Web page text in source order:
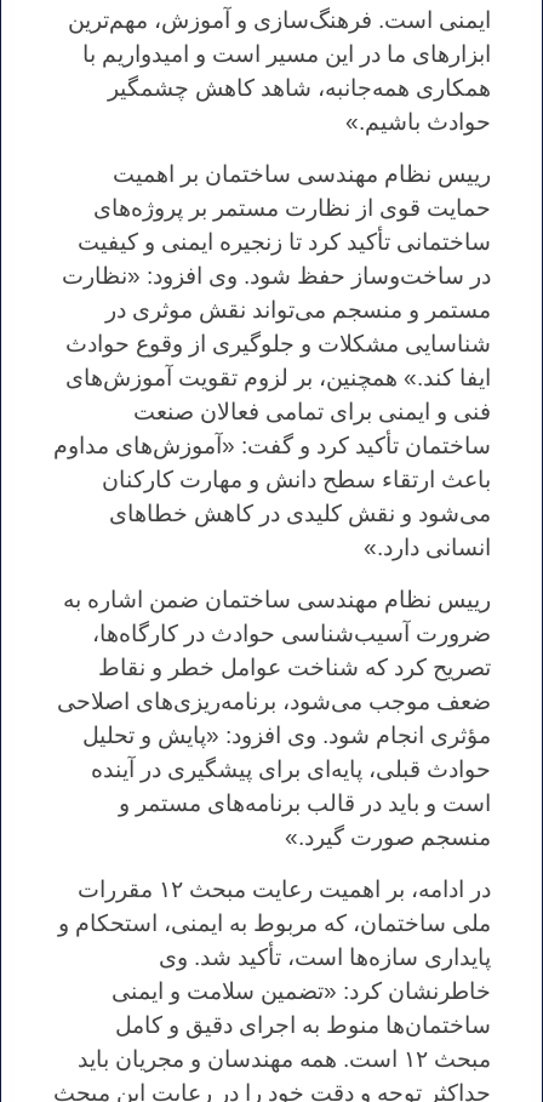
ایمنی است. فرهنگ‌سازی و آموزش، مهم‌ترین
ابزارهای ما در این مسیر است و امیدواریم با
همکاری همه‌جانبه، شاهد کاهش چشمگیر
حوادث باشیم.»
رییس نظام مهندسی ساختمان بر اهمیت
حمایت قوی از نظارت مستمر بر پروژه‌های
ساختمانی تأکید کرد تا زنجیره ایمنی و کیفیت
در ساخت‌وساز حفظ شود. وی افزود: «نظارت
مستمر و منسجم می‌تواند نقش موثری در
شناسایی مشکلات و جلوگیری از وقوع حوادث
ایفا کند.» همچنین، بر لزوم تقویت آموزش‌های
فنی و ایمنی برای تمامی فعالان صنعت
ساختمان تأکید کرد و گفت: «آموزش‌های مداوم
باعث ارتقاء سطح دانش و مهارت کارکنان
می‌شود و نقش کلیدی در کاهش خطاهای
انسانی دارد.»
رییس نظام مهندسی ساختمان ضمن اشاره به
ضرورت آسیب‌شناسی حوادث در کارگاه‌ها،
تصریح کرد که شناخت عوامل خطر و نقاط
ضعف موجب می‌شود، برنامه‌ریزی‌های اصلاحی
مؤثری انجام شود. وی افزود: «پایش و تحلیل
حوادث قبلی، پایه‌ای برای پیشگیری در آینده
است و باید در قالب برنامه‌های مستمر و
منسجم صورت گیرد.»
در ادامه، بر اهمیت رعایت مبحث ۱۲ مقررات
ملی ساختمان، که مربوط به ایمنی، استحکام و
پایداری سازه‌ها است، تأکید شد. وی
خاطرنشان کرد: «تضمین سلامت و ایمنی
ساختمان‌ها منوط به اجرای دقیق و کامل
مبحث ۱۲ است. همه مهندسان و مجریان باید
حداکثر توجه و دقت خود را در رعایت این مبحث